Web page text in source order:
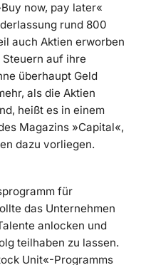
now, pay later«
rund 800
auch Aktien erworben
Steuern auf ihre
überhaupt Geld
als die Aktien
heißt es in einem
Magazins »Capital«,
dazu vorliegen.
für
das Unternehmen
anlocken und
teilhaben zu lassen.
Unit«-Programms